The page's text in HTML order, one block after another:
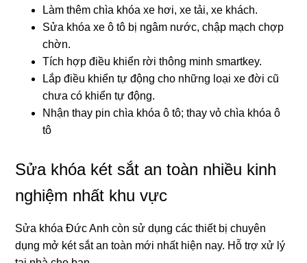
Làm thêm chìa khóa xe hơi, xe tải, xe khách.
Sửa khóa xe ô tô bị ngâm nước, chập mạch chợp
chờn.
Tích hợp điều khiển rời thông minh smartkey.
Lắp điều khiển tự động cho những loại xe đời cũ
chưa có khiển tự động.
Nhận thay pin chìa khóa ô tô; thay vỏ chìa khóa ô
tô
Sửa khóa két sắt an toàn nhiều kinh
nghiệm nhất khu vực
Sửa khóa Đức Anh còn sử dụng các thiết bị chuyên
dụng mở két sắt an toàn mới nhất hiện nay. Hỗ trợ xử lý